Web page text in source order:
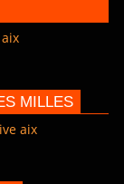
MILLES